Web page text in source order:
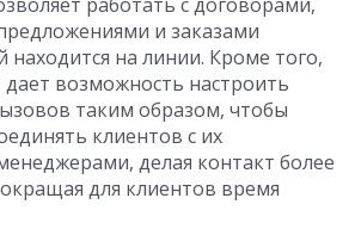
и заказами
находится на линии. Кроме того,
возможность настроить
таким образом, чтобы
клиентов с их
делая контакт более
для клиентов время